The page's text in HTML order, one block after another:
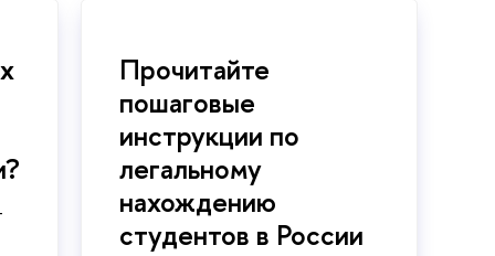
Прочитайте
пошаговые
инструкции по
легальному
нахождению
студентов в России